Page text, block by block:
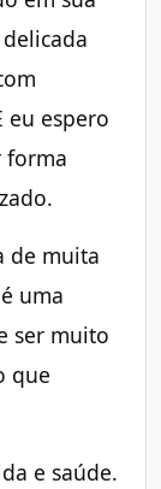
eu espero
forma
de muita
uma
ser muito
que
e saúde.